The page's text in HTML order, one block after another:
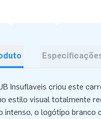
Insuflaveis criou este
estilo visual totalmente
intenso, o logótipo branco